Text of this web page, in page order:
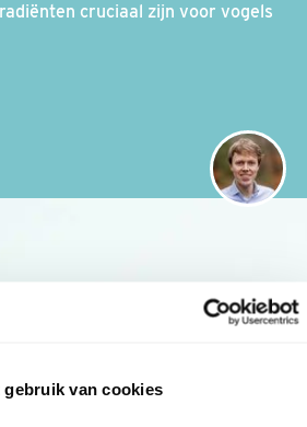
gebruik van cookies
cruciaal zijn voor vogels